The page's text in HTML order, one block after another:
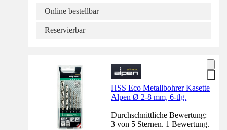
Online bestellbar
Reservierbar
HSS Eco Metallbohrer Kasette
Alpen Ø 2-8 mm, 6-tlg.
Durchschnittliche Bewertung:
3 von 5 Sternen. 1 Bewertung.